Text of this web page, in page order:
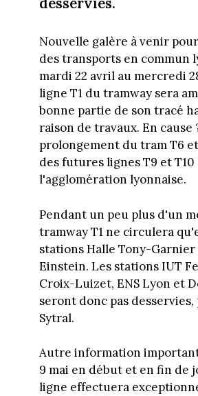
Nouvelle galère à venir
des transports en commun
mardi 22 avril au mercredi
ligne T1 du tramway sera
bonne partie de son tracé
raison de travaux. En cause
prolongement du tram T6
des futures lignes T9 et T10
l'agglomération lyonnaise.
Pendant un peu plus d'un
tramway T1 ne circulera
stations Halle Tony-Garnier
Einstein. Les stations IUT
Croix-Luizet, ENS Lyon et
seront donc pas
Sytral.
Autre information
9 mai en début et en fin de
ligne effectuera